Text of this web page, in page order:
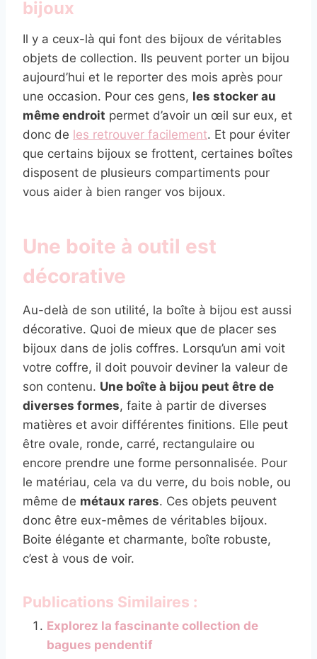
bijoux
Il y a ceux-là qui font des bijoux de véritables
objets de collection. Ils peuvent porter un bijou
aujourd’hui et le reporter des mois après pour
une occasion. Pour ces gens, les stocker au
même endroit permet d’avoir un œil sur eux, et
donc de les retrouver facilement. Et pour éviter
que certains bijoux se frottent, certaines boîtes
disposent de plusieurs compartiments pour
vous aider à bien ranger vos bijoux.
Une boite à outil est
décorative
Au-delà de son utilité, la boîte à bijou est aussi
décorative. Quoi de mieux que de placer ses
bijoux dans de jolis coffres. Lorsqu’un ami voit
votre coffre, il doit pouvoir deviner la valeur de
son contenu. Une boîte à bijou peut être de
diverses formes, faite à partir de diverses
matières et avoir différentes finitions. Elle peut
être ovale, ronde, carré, rectangulaire ou
encore prendre une forme personnalisée. Pour
le matériau, cela va du verre, du bois noble, ou
même de métaux rares. Ces objets peuvent
donc être eux-mêmes de véritables bijoux.
Boite élégante et charmante, boîte robuste,
c’est à vous de voir.
Publications Similaires :
Explorez la fascinante collection de
bagues pendentif